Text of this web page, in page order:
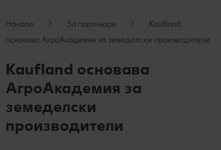
Станете наш партньор
Начало За партньори
Kaufland
основава АгроАкадемия за земеделски производители
Kaufland основава
АгроАкадемия за
земеделски
производители